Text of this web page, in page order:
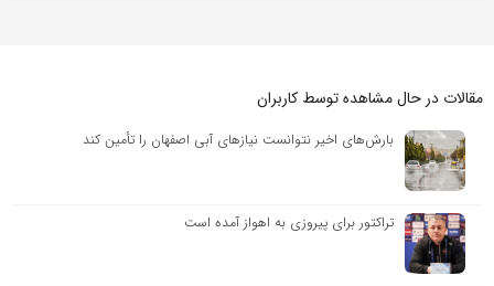
مقالات در حال مشاهده توسط کاربران
بارش‌های اخیر نتوانست نیازهای آبی اصفهان را تأمین کند
تراکتور برای پیروزی به اهواز آمده‌ است